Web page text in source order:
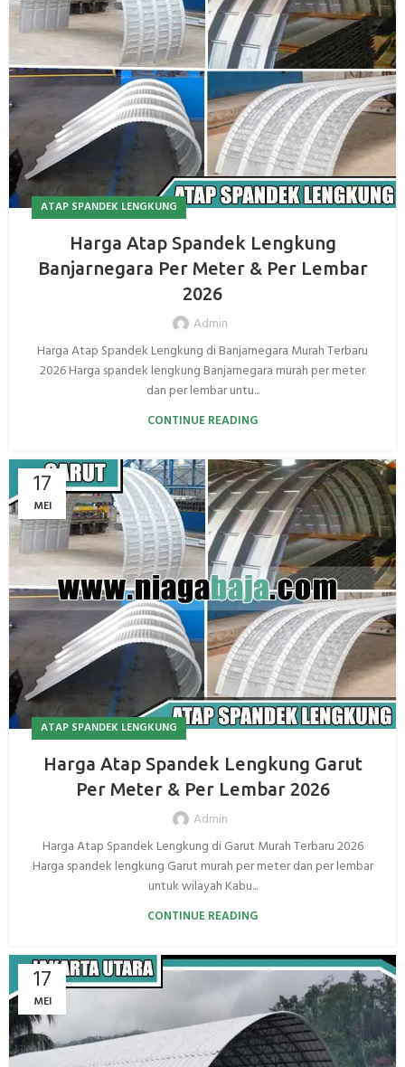
ATAP SPANDEK LENGKUNG
Harga Atap Spandek Lengkung
Banjarnegara Per Meter & Per Lembar
2026
Admin
Harga Atap Spandek Lengkung di Banjarnegara Murah Terbaru
2026 Harga spandek lengkung Banjarnegara murah per meter
dan per lembar untu...
CONTINUE READING
17
MEI
ATAP SPANDEK LENGKUNG
Harga Atap Spandek Lengkung Garut
Per Meter & Per Lembar 2026
Admin
Harga Atap Spandek Lengkung di Garut Murah Terbaru 2026
Harga spandek lengkung Garut murah per meter dan per lembar
untuk wilayah Kabu...
CONTINUE READING
17
MEI